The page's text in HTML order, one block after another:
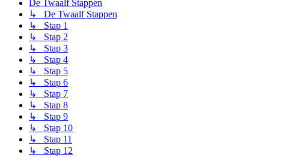
De Twaalf Stappen
↳ De Twaalf Stappen
↳ Stap 1
↳ Stap 2
↳ Stap 3
↳ Stap 4
↳ Stap 5
↳ Stap 6
↳ Stap 7
↳ Stap 8
↳ Stap 9
↳ Stap 10
↳ Stap 11
↳ Stap 12